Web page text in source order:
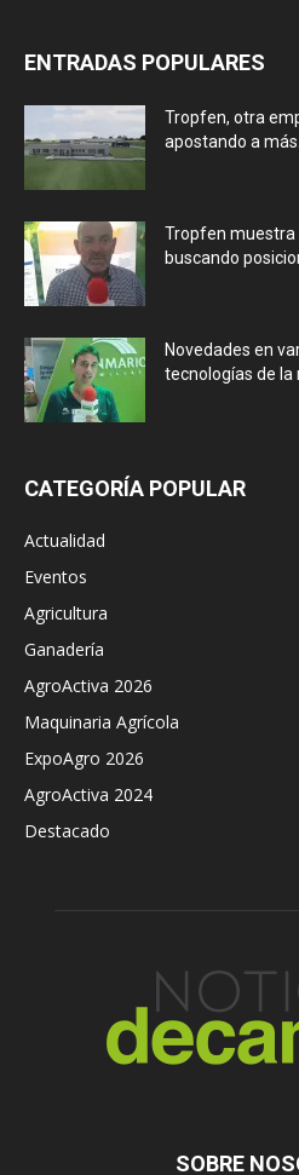
ENTRADAS POPULARES
Tropfen, otra
apostando a más.
Tropfen muestra
buscando
Novedades en
tecnologías de la
CATEGORÍA POPULAR
Actualidad
Eventos
Agricultura
Ganadería
AgroActiva 2026
Maquinaria Agrícola
ExpoAgro 2026
AgroActiva 2024
Destacado
SOBRE